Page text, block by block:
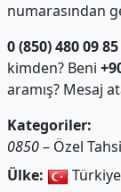
numarasından
0 (850) 480 09 85
kimden? Beni
aramış? Mesaj
Kategoriler:
0850– Özel
Ülke:
Türkiye